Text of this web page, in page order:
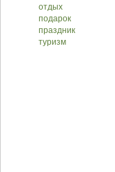
отдых
подарок
праздник
туризм